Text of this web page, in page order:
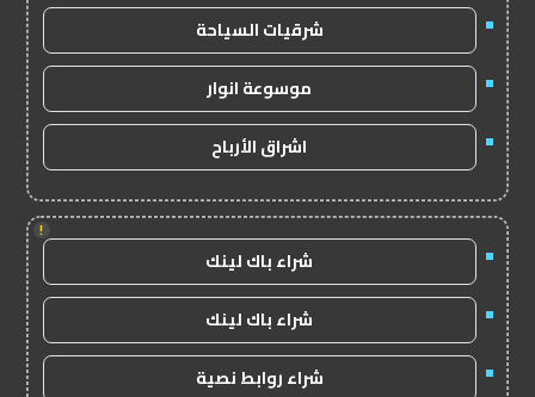
شرقيات السياحة
موسوعة انوار
اشراق الأرباح
!
شراء باك لينك
شراء باك لينك
شراء روابط نصية